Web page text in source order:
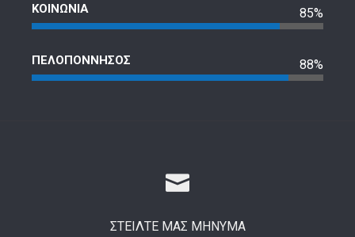
ΚΟΙΝΩΝΙΑ 85%
ΠΕΛΟΠΟΝΝΗΣΟΣ 88%
ΣΤΕΙΛΤΕ ΜΑΣ ΜΗΝΥΜΑ